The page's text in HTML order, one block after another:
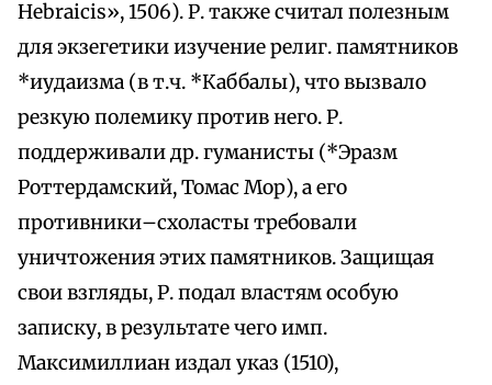
Hebraicis», 1506). Р. также считал полезным
для экзегетики изучение религ. памятников
*иудаизма (в т.ч. *Каббалы), что вызвало
резкую полемику против него. Р.
поддерживали др. гуманисты (*Эразм
Роттердамский, Томас Мор), а его
противники–схоласты требовали
уничтожения этих памятников. Защищая
свои взгляды, Р. подал властям особую
записку, в результате чего имп.
Максимиллиан издал указ (1510),